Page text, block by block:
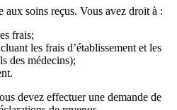
soins reçus. Vous avez droit à :
frais;
les frais d’établissement et les
des médecins);
devez effectuer une demande de